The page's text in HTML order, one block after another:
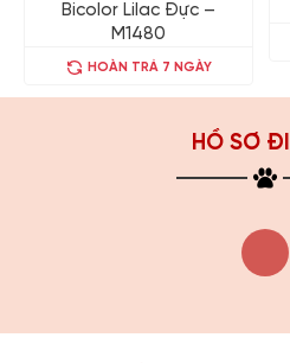
Bicolor Lilac Đực –
M1480
HOÀN TRẢ 7 NGÀY
HỒ SƠ ĐI